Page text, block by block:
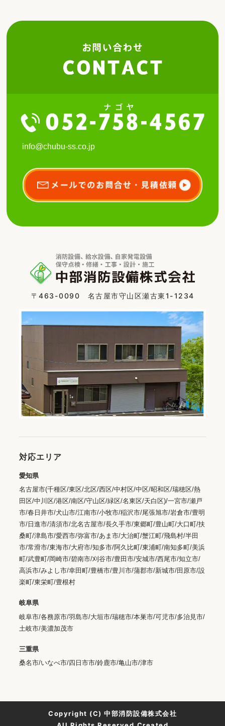
info@chubu-ss.co.jp
〒463-0090 名古屋市守山区瀬古東1-1234
対応エリア
愛知県
名古屋市(千種区/東区/北区/西区/中村区/中区/昭和区/瑞穂区/熱
田区/中川区/港区/南区/守山区/緑区/名東区/天白区)/一宮市/瀬戸
市/春日井市/犬山市/江南市/小牧市/稲沢市/尾張旭市/岩倉市/豊明
市/日進市/清須市/北名古屋市/長久手市/東郷町/豊山町/大口町/扶
桑町/津島市/愛西市/弥富市/あま市/大治町/蟹江町/飛島村/半田
市/常滑市/東海市/大府市/知多市/阿久比町/東浦町/南知多町/美浜
町/武豊町/岡崎市/碧南市/刈谷市/豊田市/安城市/西尾市/知立市/
高浜市/みよし市/幸田町/豊橋市/豊川市/蒲郡市/新城市/田原市/設
楽町/東栄町/豊根村
岐阜県
岐阜市/各務原市/羽島市/大垣市/瑞穂市/本巣市/可児市/多治見市/
土岐市/美濃加茂市
三重県
桑名市/いなべ市/四日市市/鈴鹿市/亀山市/津市
Copyright (C) 中部消防設備株式会社